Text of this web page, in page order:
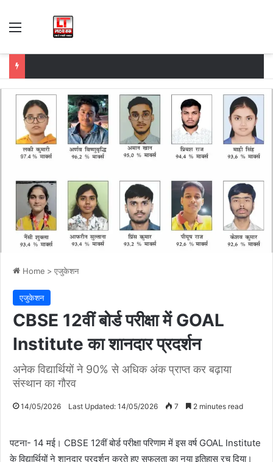
Menu
Home > एजुकेशन
एजुकेशन
CBSE 12वीं बोर्ड परीक्षा में GOAL
Institute का शानदार प्रदर्शन
अनेक विद्यार्थियों ने 90% से अधिक अंक प्राप्त कर बढ़ाया
संस्थान का गौरव
14/05/2026 Last Updated: 14/05/2026 7 2 minutes read
पटना- 14 मई। CBSE 12वीं बोर्ड परीक्षा परिणाम में इस वर्ष GOAL Institute
के विद्यार्थियों ने शानदार प्रदर्शन करते हुए सफलता का नया इतिहास रच दिया।